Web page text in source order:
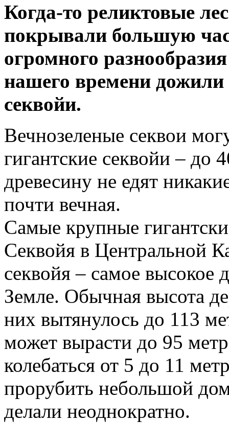
Когда-то реликтовые
покрывали большую
огромного
нашего времени дожили
секвойи.
Вечнозеленые секвои
гигантские секвойи – до
древесину не едят
почти вечная.
Самые крупные
Секвойя в Центральной
секвойя – самое высокое
Земле. Обычная высота
них вытянулось до 113
может вырасти до 95
колебаться от 5 до 11
прорубить небольшой
делали неоднократно.